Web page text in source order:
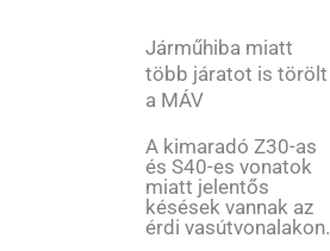
Járműhiba miatt
több járatot is törölt
a MÁV
A kimaradó Z30-as
és S40-es vonatok
miatt jelentős
késések vannak az
érdi vasútvonalakon.